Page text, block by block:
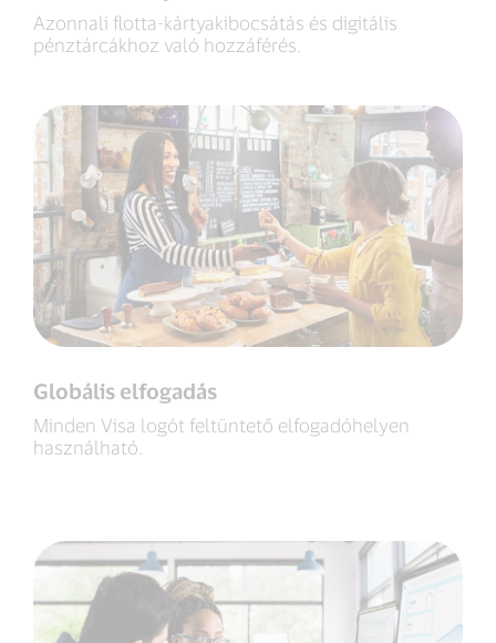
Azonnali flotta-kártyakibocsátás és digitális
pénztárcákhoz való hozzáférés.
Globális elfogadás
Minden Visa logót feltüntető elfogadóhelyen
használható.